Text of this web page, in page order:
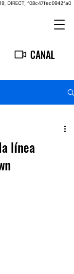
DIRECT, f08c47fec0942fa0
CANAL
línea